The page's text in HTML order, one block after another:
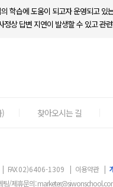
학습에 도움이 되고자 운영되고 있
상 답변 지연이 발생할 수 있고 관
찾아오시는 길
| FAX02)6406-1309 | 이용약관 |
팅/제휴문의: